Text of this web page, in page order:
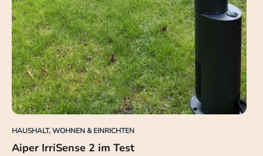
HAUSHALT, WOHNEN & EINRICHTEN
Aiper IrriSense 2 im Test